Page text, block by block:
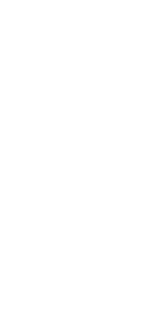
রহমানের,গ্যাস সঙ্কট